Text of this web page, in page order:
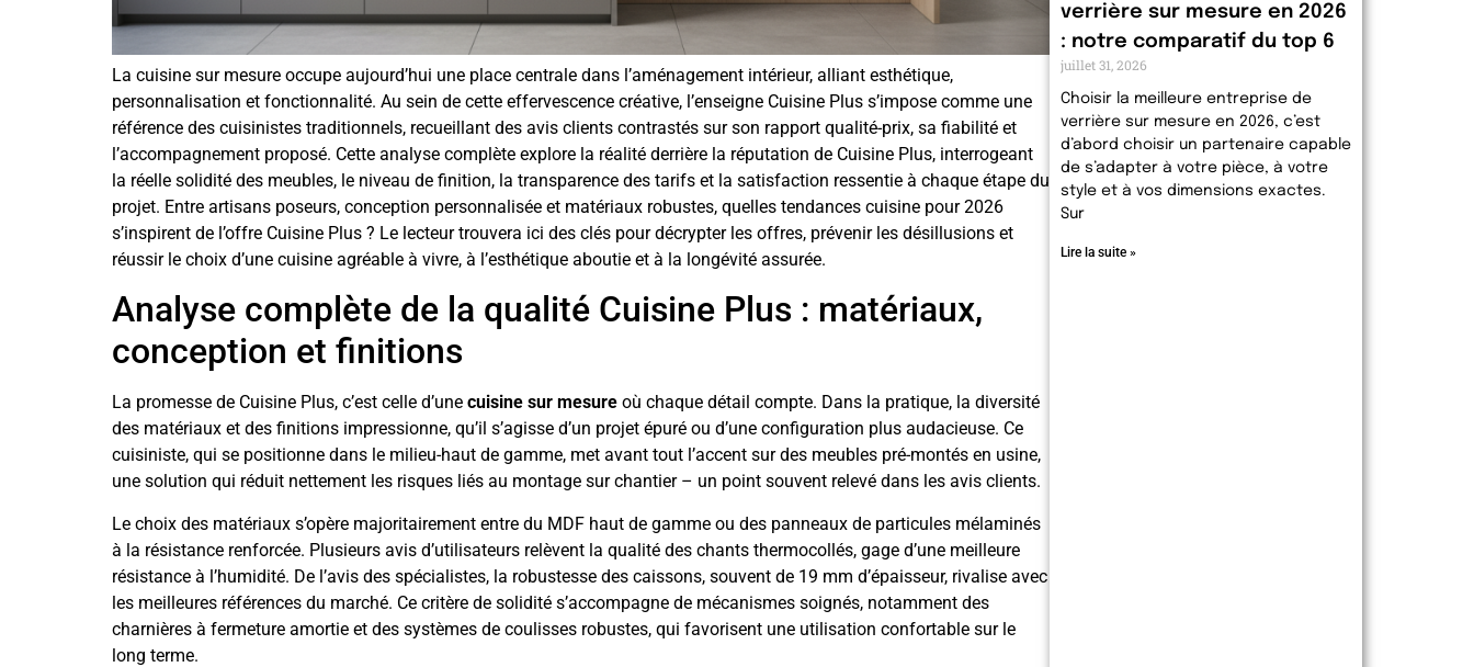
La cuisine sur mesure occupe aujourd’hui une place centrale dans l’aménagement intérieur, alliant esthétique,
personnalisation et fonctionnalité. Au sein de cette effervescence créative, l’enseigne Cuisine Plus s’impose comme une
référence des cuisinistes traditionnels, recueillant des avis clients contrastés sur son rapport qualité-prix, sa fiabilité et
l’accompagnement proposé. Cette analyse complète explore la réalité derrière la réputation de Cuisine Plus, interrogeant
la réelle solidité des meubles, le niveau de finition, la transparence des tarifs et la satisfaction ressentie à chaque étape du
projet. Entre artisans poseurs, conception personnalisée et matériaux robustes, quelles tendances cuisine pour 2026
s’inspirent de l’offre Cuisine Plus ? Le lecteur trouvera ici des clés pour décrypter les offres, prévenir les désillusions et
réussir le choix d’une cuisine agréable à vivre, à l’esthétique aboutie et à la longévité assurée.
Analyse complète de la qualité Cuisine Plus : matériaux,
conception et finitions
La promesse de Cuisine Plus, c’est celle d’une cuisine sur mesure où chaque détail compte. Dans la pratique, la diversité
des matériaux et des finitions impressionne, qu’il s’agisse d’un projet épuré ou d’une configuration plus audacieuse. Ce
cuisiniste, qui se positionne dans le milieu-haut de gamme, met avant tout l’accent sur des meubles pré-montés en usine,
une solution qui réduit nettement les risques liés au montage sur chantier – un point souvent relevé dans les avis clients.
Le choix des matériaux s’opère majoritairement entre du MDF haut de gamme ou des panneaux de particules mélaminés
à la résistance renforcée. Plusieurs avis d’utilisateurs relèvent la qualité des chants thermocollés, gage d’une meilleure
résistance à l’humidité. De l’avis des spécialistes, la robustesse des caissons, souvent de 19 mm d’épaisseur, rivalise avec
les meilleures références du marché. Ce critère de solidité s’accompagne de mécanismes soignés, notamment des
charnières à fermeture amortie et des systèmes de coulisses robustes, qui favorisent une utilisation confortable sur le
long terme.
verrière sur mesure en 2026
: notre comparatif du top 6
juillet 31, 2026
Choisir la meilleure entreprise de
verrière sur mesure en 2026, c’est
d’abord choisir un partenaire capable
de s’adapter à votre pièce, à votre
style et à vos dimensions exactes.
Sur
Lire la suite »